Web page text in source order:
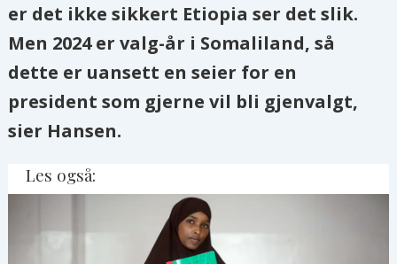
er det ikke sikkert Etiopia ser det slik.
Men 2024 er valg-år i Somaliland, så
dette er uansett en seier for en
president som gjerne vil bli gjenvalgt,
sier Hansen.
Les også: